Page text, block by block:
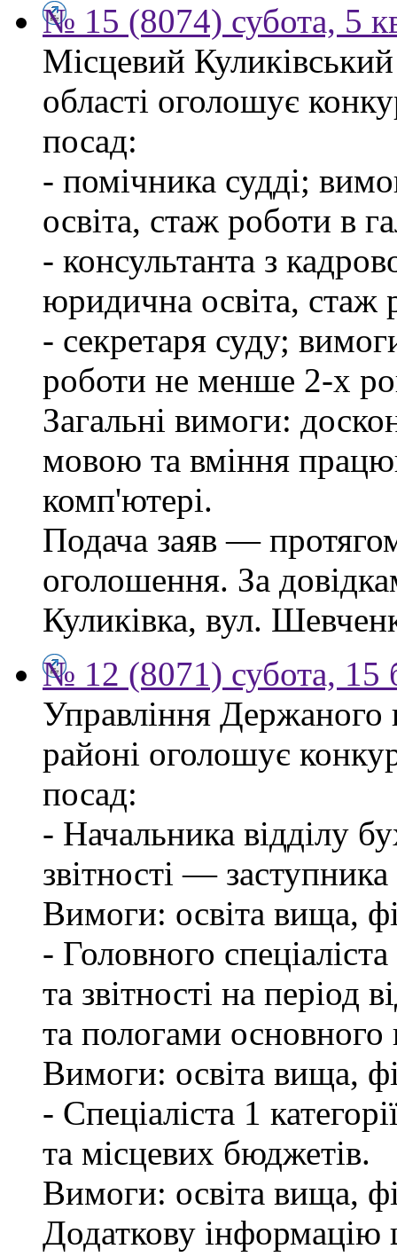
№ 15 (8074) субота, 5
Місцевий
області оголошує
посад:
- помічника судді;
освіта, стаж роботи в
- консультанта з
юридична освіта, стаж
- секретаря суду;
роботи не менше 2-х
Загальні вимоги:
мовою та вміння
комп'ютері.
Подача заяв —
оголошення. За
Куликівка, вул.
№ 12 (8071) субота, 15
Управління Держаного
районі оголошує
посад:
- Начальника відділу
звітності —
Вимоги: освіта вища,
- Головного
та звітності на період
та пологами основного
Вимоги: освіта вища,
- Спеціаліста 1
та місцевих бюджетів.
Вимоги: освіта вища,
Додаткову інформацію